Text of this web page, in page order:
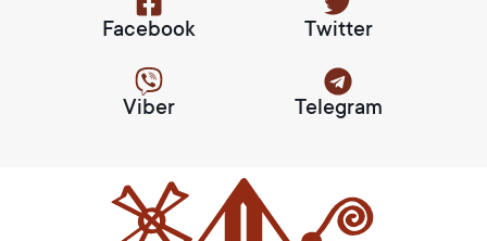
Facebook Twitter
Viber Telegram